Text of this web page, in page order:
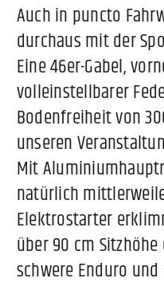
Auch in puncto
durchaus mit der
Eine 46er-Gabel,
volleinstellbarer
Bodenfreiheit von
unseren
Mit
natürlich
Elektrostarter
über 90 cm
schwere Enduro